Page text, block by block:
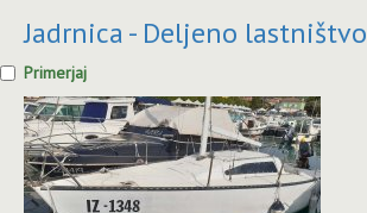
Jadrnica - Deljeno lastništvo
Primerjaj